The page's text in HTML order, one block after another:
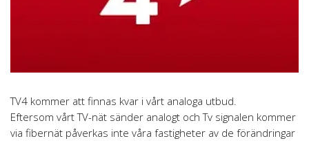
TV4 kommer att finnas kvar i vårt analoga utbud.
Eftersom vårt TV-nät sänder analogt och Tv signalen kommer
via fibernät påverkas inte våra fastigheter av de förändringar